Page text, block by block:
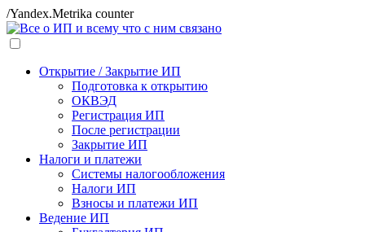
/Yandex.Metrika counter
Открытие / Закрытие ИП
Подготовка к открытию
ОКВЭД
Регистрация ИП
После регистрации
Закрытие ИП
Налоги и платежи
Системы налогообложения
Налоги ИП
Взносы и платежи ИП
Ведение ИП